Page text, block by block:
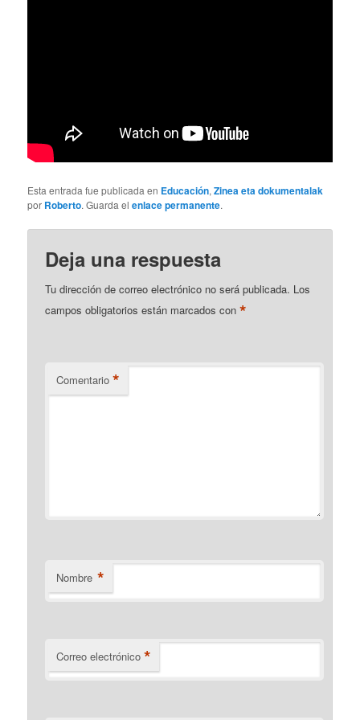
Esta entrada fue publicada en Educación,Zinea eta dokumentalak
por Roberto. Guarda elenlace permanente.
Deja una respuesta
Tu dirección de correo electrónico no será publicada. Los
campos obligatorios están marcados con*
Comentario *
Nombre *
Correo electrónico *